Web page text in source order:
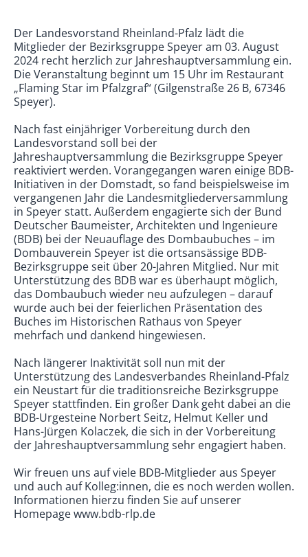
Der Landesvorstand Rheinland-Pfalz lädt die
Mitglieder der Bezirksgruppe Speyer am 03. August
2024 recht herzlich zur Jahreshauptversammlung ein.
Die Veranstaltung beginnt um 15 Uhr im Restaurant
„Flaming Star im Pfalzgraf“ (Gilgenstraße 26 B, 67346
Speyer).
Nach fast einjähriger Vorbereitung durch den
Landesvorstand soll bei der
Jahreshauptversammlung die Bezirksgruppe Speyer
reaktiviert werden. Vorangegangen waren einige BDB-
Initiativen in der Domstadt, so fand beispielsweise im
vergangenen Jahr die Landesmitgliederversammlung
in Speyer statt. Außerdem engagierte sich der Bund
Deutscher Baumeister, Architekten und Ingenieure
(BDB) bei der Neuauflage des Dombaubuches – im
Dombauverein Speyer ist die ortsansässige BDB-
Bezirksgruppe seit über 20-Jahren Mitglied. Nur mit
Unterstützung des BDB war es überhaupt möglich,
das Dombaubuch wieder neu aufzulegen – darauf
wurde auch bei der feierlichen Präsentation des
Buches im Historischen Rathaus von Speyer
mehrfach und dankend hingewiesen.
Nach längerer Inaktivität soll nun mit der
Unterstützung des Landesverbandes Rheinland-Pfalz
ein Neustart für die traditionsreiche Bezirksgruppe
Speyer stattfinden. Ein großer Dank geht dabei an die
BDB-Urgesteine Norbert Seitz, Helmut Keller und
Hans-Jürgen Kolaczek, die sich in der Vorbereitung
der Jahreshauptversammlung sehr engagiert haben.
Wir freuen uns auf viele BDB-Mitglieder aus Speyer
und auch auf Kolleg:innen, die es noch werden wollen.
Informationen hierzu finden Sie auf unserer
Homepage www.bdb-rlp.de